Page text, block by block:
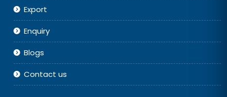
Useful Links
Home
Company
Product